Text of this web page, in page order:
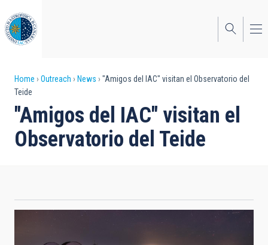
to
main
content
Breadcrumb
Home Outreach News
"Amigos del IAC" visitan el Observatorio del
Teide
"Amigos del IAC" visitan el
Observatorio del Teide